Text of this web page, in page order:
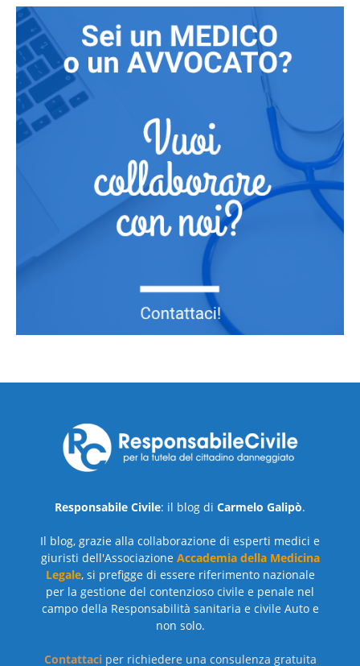
Responsabile Civile: il blog di Carmelo Galipò.
Il blog, grazie alla collaborazione di esperti medici e
giuristi dell'Associazione Accademia della Medicina
Legale, si prefigge di essere riferimento nazionale
per la gestione del contenzioso civile e penale nel
campo della Responsabilità sanitaria e civile Auto e
non solo.
Contattaciper richiedere una consulenza gratuita